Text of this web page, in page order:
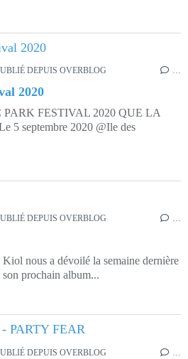
DEPUIS OVERBLOG …
2020
FESTIVAL 2020 QUE LA
5 septembre 2020 @Ile des
DEPUIS OVERBLOG …
nous a dévoilé la semaine dernière
prochain album...
DEPUIS OVERBLOG